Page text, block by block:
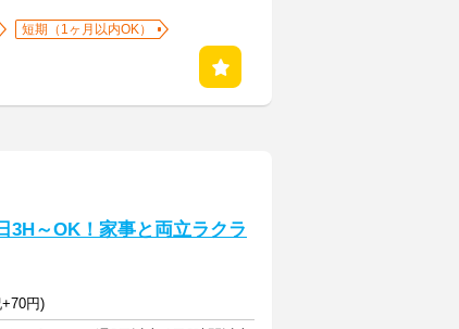
短期（1ヶ月以内OK）
3H～OK！家事と両立ラクラ
円)